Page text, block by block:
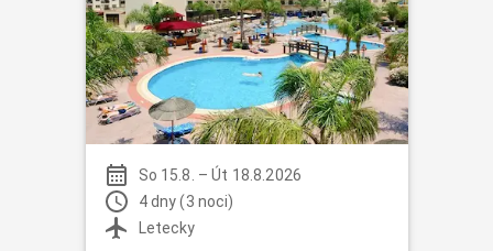
So 15.8. –Út 18.8.2026
4 dny (3 noci)
Letecky